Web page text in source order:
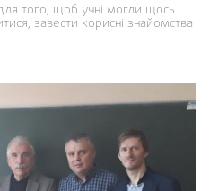
того, щоб учні могли щось
завести корисні знайомства